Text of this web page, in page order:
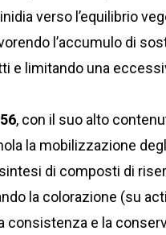
verso l’equilibrio
l’accumulo di
e limitando una
, con il suo alto
la mobilizzazione
di composti di
la colorazione (su
consistenza e la